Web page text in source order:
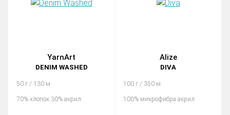
YarnArt
DENIM WASHED
50 г / 130 м
70% хлопок 30% акрил
Alize
DIVA
100 г / 350 м
100% микрофибра акрил